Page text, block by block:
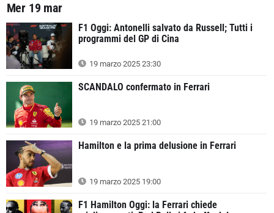
Mer 19 mar
F1 Oggi: Antonelli salvato da Russell; Tutti i
programmi del GP di Cina
19 marzo 2025 23:30
SCANDALO confermato in Ferrari
19 marzo 2025 21:00
Hamilton e la prima delusione in Ferrari
19 marzo 2025 19:00
F1 Hamilton Oggi: la Ferrari chiede